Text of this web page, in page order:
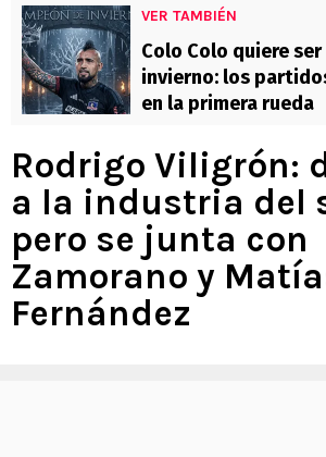
VER TAMBIÉN
Colo Colo quiere
invierno: los
en la primera rueda
Rodrigo Viligrón:
a la industria del
pero se junta con
Zamorano y
Fernández